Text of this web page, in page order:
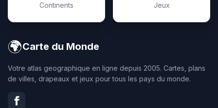
Continents Jeux
🌍Carte du Monde
Votre atlas geographique en ligne depuis 2005. Cartes, plans
de villes, drapeaux et jeux pour tous les pays du monde.